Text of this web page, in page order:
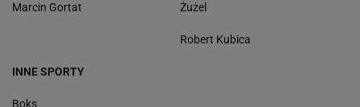
Marcin Gortat Żużel
Robert Kubica
INNE SPORTY
Boks